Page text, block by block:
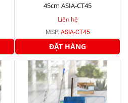
45cm ASIA-CT45
Liên hệ
MSP: ASIA-CT45
ĐẶT HÀNG